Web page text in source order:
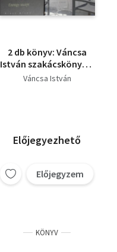
2 db könyv: Váncsa
István szakácskönyve,
Lakoma
Váncsa István
Előjegyezhető
Előjegyzem
KÖNYV